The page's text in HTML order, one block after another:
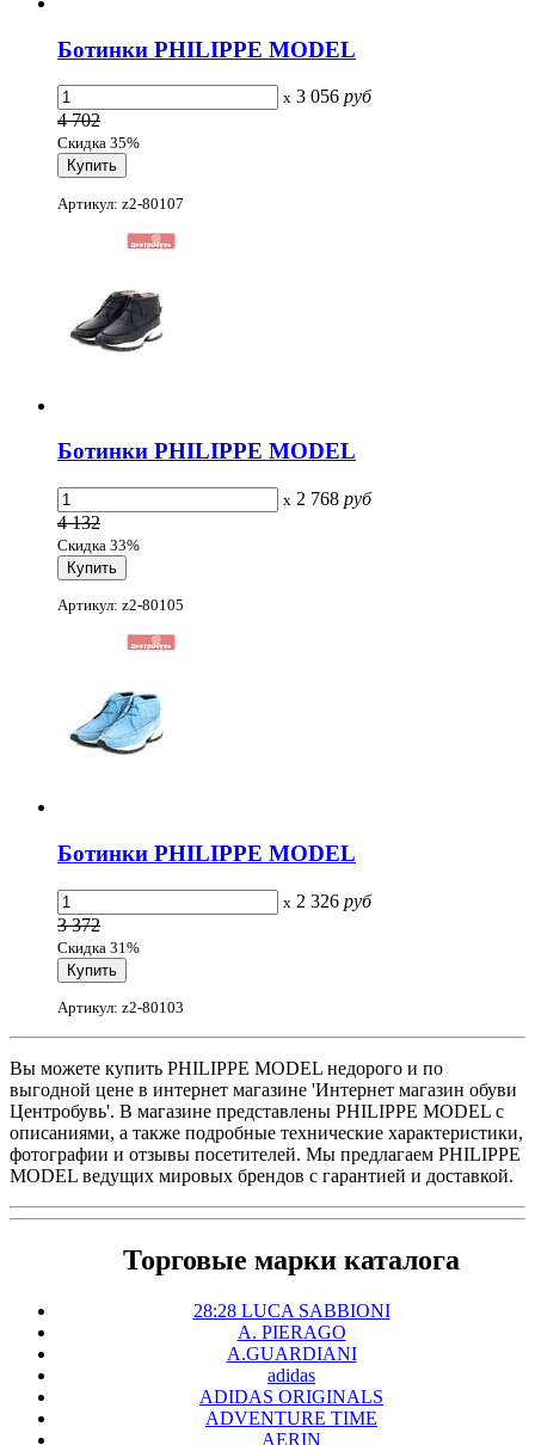
Ботинки PHILIPPE MODEL
x 3 056 руб
4 702
Скидка 35%
Артикул: z2-80107
Ботинки PHILIPPE MODEL
x 2 768 руб
4 132
Скидка 33%
Артикул: z2-80105
Ботинки PHILIPPE MODEL
x 2 326 руб
3 372
Скидка 31%
Артикул: z2-80103
Вы можете купить PHILIPPE MODEL недорого и по
выгодной цене в интернет магазине 'Интернет магазин обуви
Центробувь'. В магазине представлены PHILIPPE MODEL с
описаниями, а также подробные технические характеристики,
фотографии и отзывы посетителей. Мы предлагаем PHILIPPE
MODEL ведущих мировых брендов с гарантией и доставкой.
Торговые марки каталога
28:28 LUCA SABBIONI
A. PIERAGO
A.GUARDIANI
adidas
ADIDAS ORIGINALS
ADVENTURE TIME
AERIN